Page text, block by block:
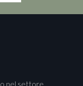
nel settore